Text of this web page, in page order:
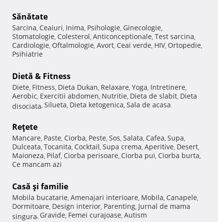
Sănătate
Sarcina, Ceaiuri, Inima, Psihologie, Ginecologie,
Stomatologie, Colesterol, Anticonceptionale, Test sarcina,
Cardiologie, Oftalmologie, Avort, Ceai verde, HIV, Ortopedie,
Psihiatrie
Dietă & Fitness
Diete, Fitness, Dieta Dukan, Relaxare, Yoga, Intretinere,
Aerobic, Exercitii abdomen, Nutritie, Dieta de slabit, Dieta
disociata, Silueta, Dieta ketogenica, Sala de acasa
Reţete
Mancare, Paste, Ciorba, Peste, Sos, Salata, Cafea, Supa,
Dulceata, Tocanita, Cocktail, Supa crema, Aperitive, Desert,
Maioneza, Pilaf, Ciorba perisoare, Ciorba pui, Ciorba burta,
Ce mancam azi
Casă şi familie
Mobila bucatarie, Amenajari interioare, Mobila, Canapele,
Dormitoare, Design interior, Parenting, Jurnal de mama
singura, Gravide, Femei curajoase, Autism